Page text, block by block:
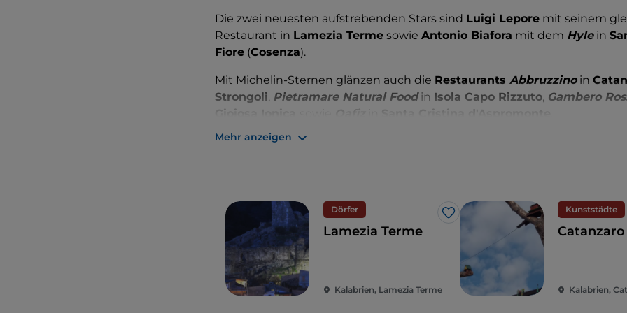
Die zwei neuesten aufstrebenden Stars sind Luigi Lepore mit seinem
Restaurant in Lamezia Terme sowie Antonio Biafora mit dem Hylein
Fiore (Cosenza).
Mit Michelin-Sternen glänzen auch die Restaurants Abbruzzino in
Strongoli, Pietramare Natural Foodin Isola Capo Rizzuto, Gambero
Gioiosa Ionica
Qafiz Santa Cristina d'Aspromonte
Diese fantastischen Meister der Kochkunst verstehen es, Ihren Gaumen
Mehr anzeigen
Dörfer
Like
Lamezia Terme
Kalabrien, Lamezia Terme
Kunststädte
Catanzaro
Kalabrien,